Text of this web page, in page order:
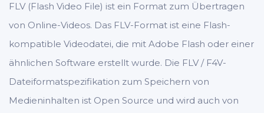
FLV (Flash Video File) ist ein Format zum Übertragen
von Online-Videos. Das FLV-Format ist eine Flash-
kompatible Videodatei, die mit Adobe Flash oder einer
ähnlichen Software erstellt wurde. Die FLV / F4V-
Dateiformatspezifikation zum Speichern von
Medieninhalten ist Open Source und wird auch von